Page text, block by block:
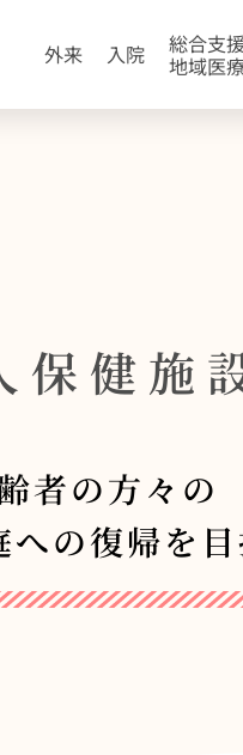
外来 入院 総合支
地域医
保健施
者の方々の
への復帰を